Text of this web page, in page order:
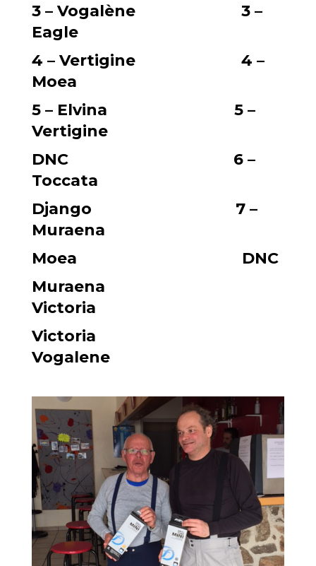
3 – Vogalène 3 –
Eagle
4 – Vertigine 4 –
Moea
5 – Elvina 5 –
Vertigine
DNC 6 –
Toccata
Django 7 –
Muraena
Moea DNC
Muraena
Victoria
Victoria
Vogalene